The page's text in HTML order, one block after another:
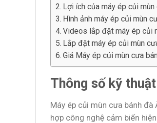
Lợi ích của máy ép củi
Hình ảnh máy ép củi mùn
Videos lắp đặt máy ép củi
Lắp đặt máy ép củi mùn
Giá Máy ép củi mùn cưa
Thông số kỹ
Máy ép củi mùn cưa bánh
hợp công nghệ cảm biến